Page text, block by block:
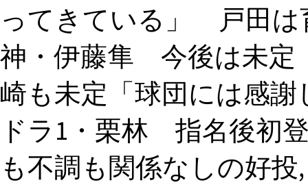
ってきている」 戸田は
神・伊藤隼 今後は未
崎も未定「球団には感謝
ドラ1・栗林 指名後初
も不調も関係なしの好